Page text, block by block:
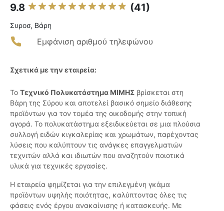
9.8 (41)
Συροσ, Βάρη
Εμφάνιση αριθμού τηλεφώνου
Σχετικά με την εταιρεία:
Το Τεχνικό Πολυκατάστημα ΜΙΜΗΣ βρίσκεται στη
Βάρη της Σύρου και αποτελεί βασικό σημείο διάθεσης
προϊόντων για τον τομέα της οικοδομής στην τοπική
αγορά. Το πολυκατάστημα εξειδικεύεται σε μια πλούσια
συλλογή ειδών κιγκαλερίας και χρωμάτων, παρέχοντας
λύσεις που καλύπτουν τις ανάγκες επαγγελματιών
τεχνιτών αλλά και ιδιωτών που αναζητούν ποιοτικά
υλικά για τεχνικές εργασίες.
Η εταιρεία φημίζεται για την επιλεγμένη γκάμα
προϊόντων υψηλής ποιότητας, καλύπτοντας όλες τις
φάσεις ενός έργου ανακαίνισης ή κατασκευής. Με